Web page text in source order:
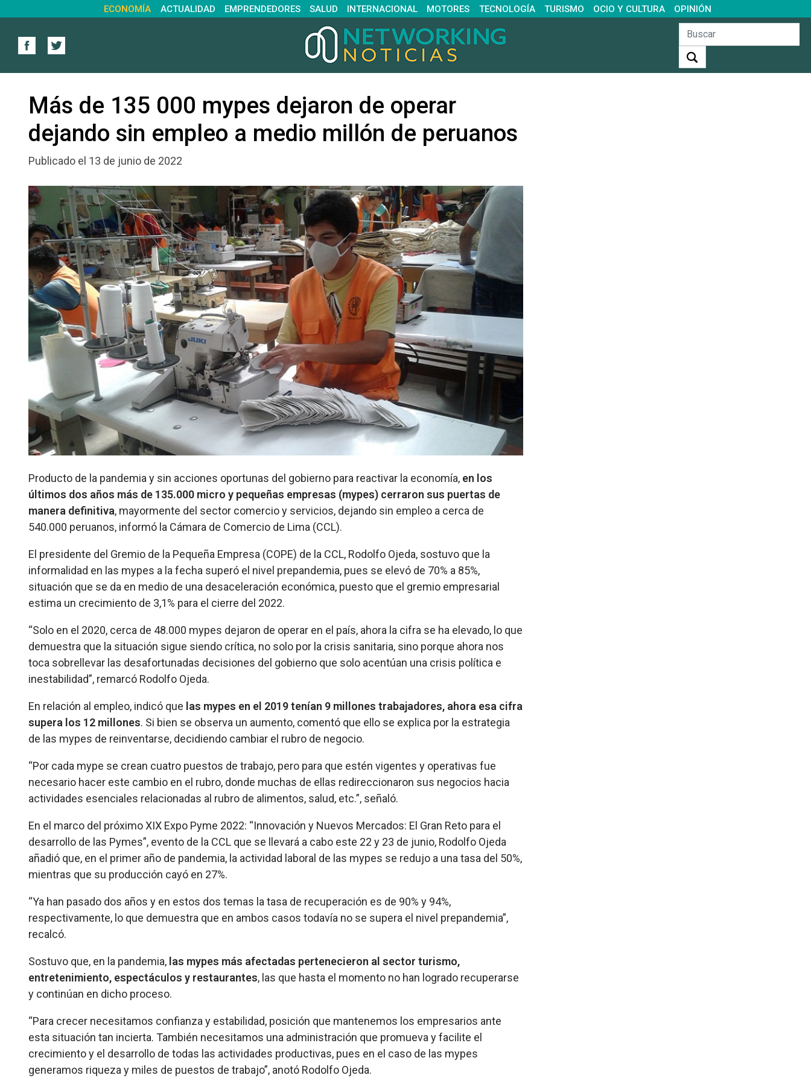
ECONOMÍA ACTUALIDAD EMPRENDEDORES SALUD INTERNACIONAL MOTORES TECNOLOGÍA TURISMO OCIO Y CULTURA OPINIÓN
Más de 135 000 mypes dejaron de operar
dejando sin empleo a medio millón de peruanos
Publicado el 13 de junio de 2022
Producto de la pandemia y sin acciones oportunas del gobierno para reactivar la economía, en los
últimos dos años más de 135.000 micro y pequeñas empresas (mypes) cerraron sus puertas de
manera definitiva, mayormente del sector comercio y servicios, dejando sin empleo a cerca de
540.000 peruanos, informó la Cámara de Comercio de Lima (CCL).
El presidente del Gremio de la Pequeña Empresa (COPE) de la CCL, Rodolfo Ojeda, sostuvo que la
informalidad en las mypes a la fecha superó el nivel prepandemia, pues se elevó de 70% a 85%,
situación que se da en medio de una desaceleración económica, puesto que el gremio empresarial
estima un crecimiento de 3,1% para el cierre del 2022.
“Solo en el 2020, cerca de 48.000 mypes dejaron de operar en el país, ahora la cifra se ha elevado, lo que
demuestra que la situación sigue siendo crítica, no solo por la crisis sanitaria, sino porque ahora nos
toca sobrellevar las desafortunadas decisiones del gobierno que solo acentúan una crisis política e
inestabilidad”, remarcó Rodolfo Ojeda.
En relación al empleo, indicó que las mypes en el 2019 tenían 9 millones trabajadores, ahora esa cifra
supera los 12 millones. Si bien se observa un aumento, comentó que ello se explica por la estrategia
de las mypes de reinventarse, decidiendo cambiar el rubro de negocio.
“Por cada mype se crean cuatro puestos de trabajo, pero para que estén vigentes y operativas fue
necesario hacer este cambio en el rubro, donde muchas de ellas redireccionaron sus negocios hacia
actividades esenciales relacionadas al rubro de alimentos, salud, etc.”, señaló.
En el marco del próximo XIX Expo Pyme 2022: “Innovación y Nuevos Mercados: El Gran Reto para el
desarrollo de las Pymes”, evento de la CCL que se llevará a cabo este 22 y 23 de junio, Rodolfo Ojeda
añadió que, en el primer año de pandemia, la actividad laboral de las mypes se redujo a una tasa del 50%,
mientras que su producción cayó en 27%.
“Ya han pasado dos años y en estos dos temas la tasa de recuperación es de 90% y 94%,
respectivamente, lo que demuestra que en ambos casos todavía no se supera el nivel prepandemia”,
recalcó.
Sostuvo que, en la pandemia, las mypes más afectadas pertenecieron al sector turismo,
entretenimiento, espectáculos y restaurantes, las que hasta el momento no han logrado recuperarse
y continúan en dicho proceso.
“Para crecer necesitamos confianza y estabilidad, posición que mantenemos los empresarios ante
esta situación tan incierta. También necesitamos una administración que promueva y facilite el
crecimiento y el desarrollo de todas las actividades productivas, pues en el caso de las mypes
generamos riqueza y miles de puestos de trabajo”, anotó Rodolfo Ojeda.